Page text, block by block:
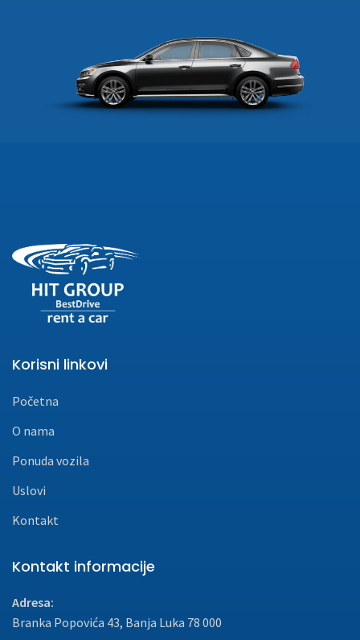
Korisni linkovi
Početna
O nama
Ponuda vozila
Uslovi
Kontakt
Kontakt informacije
Adresa:
Branka Popovića 43, Banja Luka 78 000